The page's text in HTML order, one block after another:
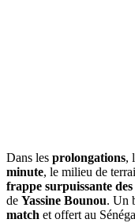
Dans les prolongations,
minute, le milieu de
frappe surpuissante des
de Yassine Bounou. Un
match et offert au